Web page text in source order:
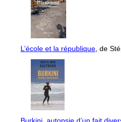
L’école et la république , de